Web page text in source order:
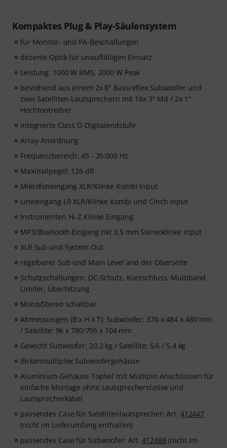
Kompaktes Plug & Play-Säulensystem
für Monitor- und PA-Beschallungen
dezente Optik für unauffälligen Einsatz
Leistung: 1000 W RMS, 2000 W Peak
bestehend aus einem 2x 8" Bassreflex Subwoofer und
zwei Satelliten-Lautsprechern mit 16x 3" Md / 2x 1"
Hochtontreiber
integrierte Class D-Digitalendstufe
Array-Anordnung
Frequenzbereich: 45 - 20.000 Hz
Maximalpegel: 126 dB
Mikrofoneingang XLR/Klinke Kombi Input
Lineeingang LR XLR/Klinke Kombi und Cinch Input
Instrumenten Hi-Z Klinke Eingang
MP3/Bluetooth Eingang mit 3,5 mm Stereoklinke Input
XLR Sub und System Out
regelbarer Sub und Main Level and der Oberseite
Schutzschaltungen: DC-Schutz, Kurzschluss, Multiband
Limiter, Überhitzung
Mono/Stereo schaltbar
Abmessungen (B x H x T): Subwoofer: 370 x 484 x 480 mm
/ Satellite: 96 x 780/795 x 104 mm
Gewicht Subwoofer: 20,2 kg / Satellite: 5,6 / 5,4 kg
Birkenmultiplex Subwoofergehäuse
Aluminium-Gehäuse Topteil mit Multipin Anschlüssen für
einfache Montage ohne Lautsprecherstative und
Lautsprecherkabel
passendes Case für Satellitenlautsprecher: Art. 412447
(nicht im Lieferumfang enthalten)
passendes Case für Subwoofer: Art.412488 (nicht im